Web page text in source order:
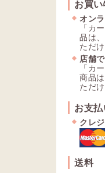
お買
オン
「カ
品は
ただけ
店舗
「カ
商品
ただ
お支
クレ
送料